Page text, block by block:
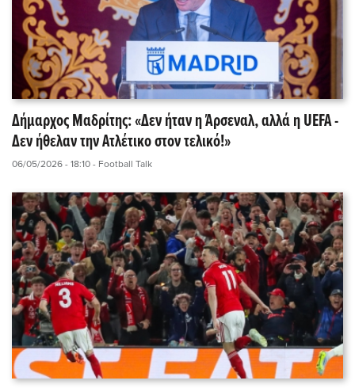
Δήμαρχος Μαδρίτης: «Δεν ήταν η Άρσεναλ, αλλά η UEFA -
Δεν ήθελαν την Ατλέτικο στον τελικό!»
06/05/2026 - 18:10 - Football Talk